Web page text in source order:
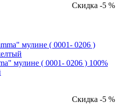
Скидка -5 %
мулине ( 0001- 0206 ) 100%
Скидка -5 %